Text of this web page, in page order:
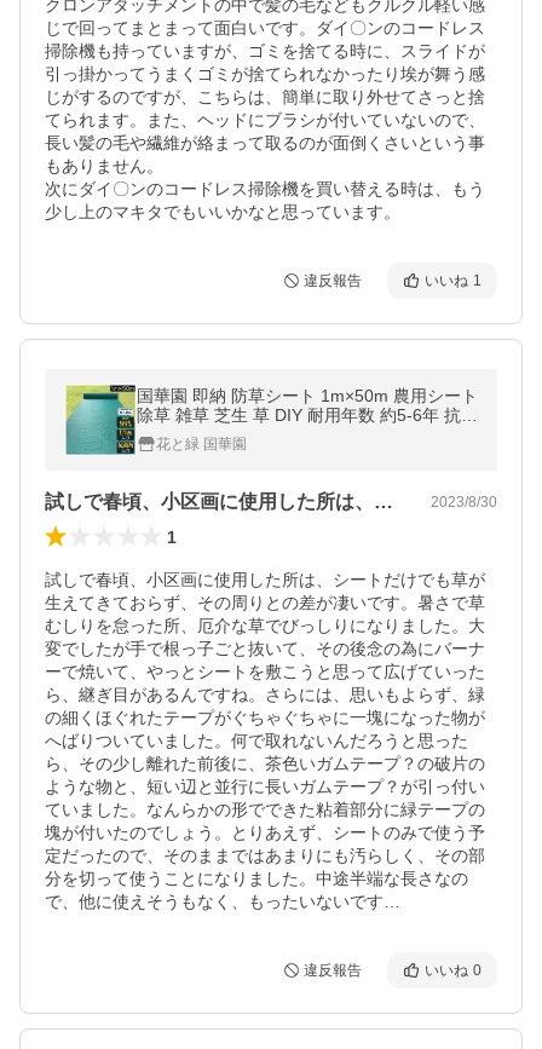
クロンアタッチメントの中で髪の毛などもクルクル軽い感
じで回ってまとまって面白いです。ダイ〇ンのコードレス
掃除機も持っていますが、ゴミを捨てる時に、スライドが
引っ掛かってうまくゴミが捨てられなかったり埃が舞う感
じがするのですが、こちらは、簡単に取り外せてさっと捨
てられます。また、ヘッドにブラシが付いていないので、
長い髪の毛や繊維が絡まって取るのが面倒くさいという事
もありません。
次にダイ〇ンのコードレス掃除機を買い替える時は、もう
少し上のマキタでもいいかなと思っています。
違反報告 いいね 1
国華園 即納 防草シート 1m×50m 農用シート
除草 雑草 芝生 草 DIY 耐用年数 約5-6年 抗菌
剤 UV剤 厚み0.4ｍｍ 砂利 芝 人工芝 高密度
強力防草シート・緑 爆買
花と緑 国華園
試しで春頃、小区画に使用した所は、シー… 2023/8/30
1
試しで春頃、小区画に使用した所は、シートだけでも草が
生えてきておらず、その周りとの差が凄いです。暑さで草
むしりを怠った所、厄介な草でびっしりになりました。大
変でしたが手で根っ子ごと抜いて、その後念の為にバーナ
ーで焼いて、やっとシートを敷こうと思って広げていった
ら、継ぎ目があるんですね。さらには、思いもよらず、緑
の細くほぐれたテープがぐちゃぐちゃに一塊になった物が
へばりついていました。何で取れないんだろうと思った
ら、その少し離れた前後に、茶色いガムテープ？の破片の
ような物と、短い辺と並行に長いガムテープ？が引っ付い
ていました。なんらかの形でできた粘着部分に緑テープの
塊が付いたのでしょう。とりあえず、シートのみで使う予
定だったので、そのままではあまりにも汚らしく、その部
分を切って使うことになりました。中途半端な長さなの
で、他に使えそうもなく、もったいないです…
違反報告 いいね 0